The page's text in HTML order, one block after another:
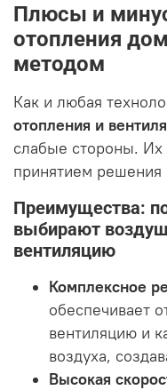
Плюсы и
отопления
методом
Как и любая
отопления и
слабые стороны. Их
принятием решения
Преимущества:
выбирают
вентиляцию
Комплексное
обеспечивает
вентиляцию и
воздуха,
Высокая